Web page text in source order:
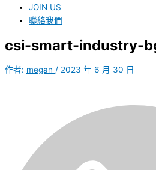
JOIN US
聯絡我們
csi-smart-industry-
作者: megan / 2023 年 6 月 30 日